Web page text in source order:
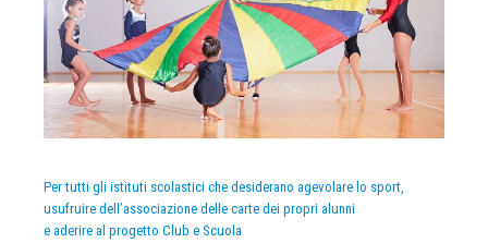
Per tutti gli istituti scolastici che desiderano agevolare lo sport,
usufruire dell’associazione delle carte dei propri alunni
e aderire al progetto Club e Scuola